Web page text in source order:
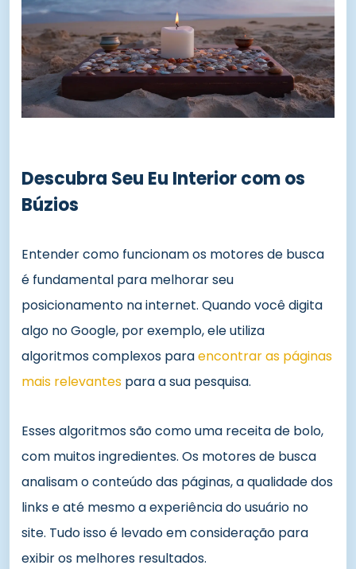
Descubra Seu Eu Interior com os
Búzios
Entender como funcionam os motores de busca
é fundamental para melhorar seu
posicionamento na internet. Quando você digita
algo no Google, por exemplo, ele utiliza
algoritmos complexos paraencontrar as páginas
mais relevantes para a sua pesquisa.
Esses algoritmos são como uma receita de bolo,
com muitos ingredientes. Os motores de busca
analisam o conteúdo das páginas, a qualidade dos
links e até mesmo a experiência do usuário no
site. Tudo isso é levado em consideração para
exibir os melhores resultados.